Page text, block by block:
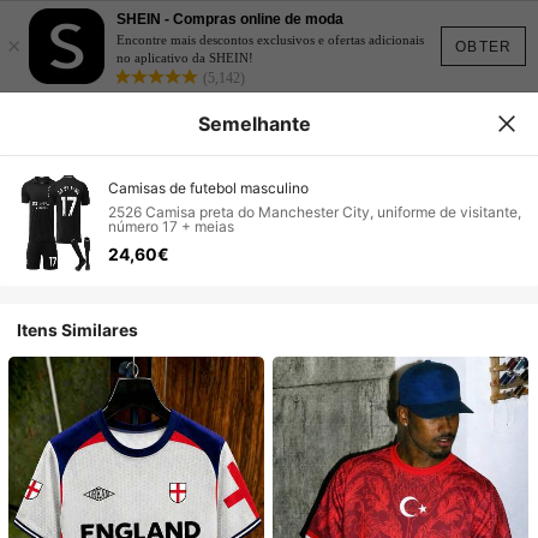
OBTER
×
SHEIN - Compras online de moda
Encontre mais descontos exclusivos e ofertas adicionais
no aplicativo da SHEIN!
(5,142)
Semelhante
Camisas de futebol masculino
2526 Camisa preta do Manchester City, uniforme de visitante,
número 17 + meias
24,60€
Itens Similares